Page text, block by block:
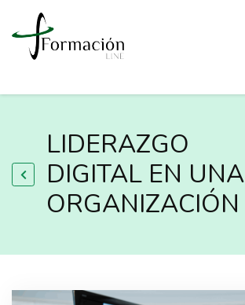
INICIO
CONÓCENOS
FORMACIÓN
LIDERAZGO
DIGITAL EN UNA
ORGANIZACIÓN